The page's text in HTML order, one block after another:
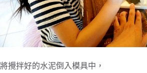
將攪拌好的水泥倒入模具中，